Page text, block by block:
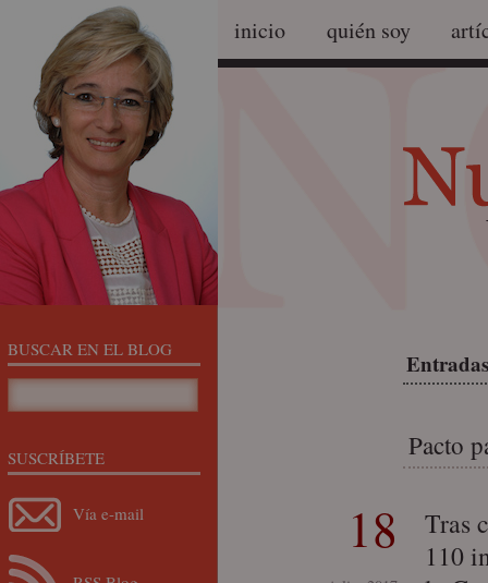
inicio quién soy
Pacto
18
Tras
110
BUSCAR EN EL BLOG
SUSCRÍBETE
Vía e-mail